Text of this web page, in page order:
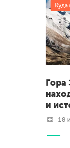
Куда
Гора
и
18